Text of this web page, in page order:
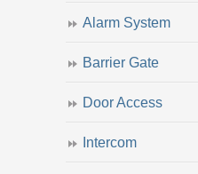
Alarm System
Barrier Gate
Door Access
Intercom